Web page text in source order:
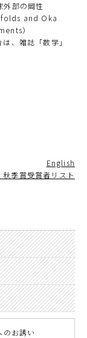
外部の岡性
and Oka
）
、雑誌「数学」
English
秋季賞受賞者リスト
のお誘い